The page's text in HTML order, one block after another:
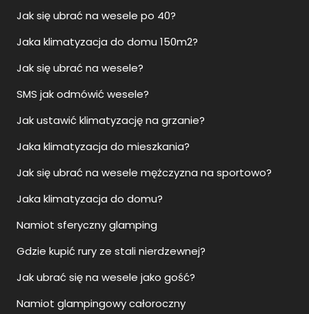
Jak się ubrać na wesele po 40?
Jaka klimatyzacja do domu 150m2?
Jak się ubrać na wesele?
SMS jak odmówić wesele?
Jak ustawić klimatyzację na grzanie?
Jaka klimatyzacja do mieszkania?
Jak się ubrać na wesele mężczyzna na sportowo?
Jaka klimatyzacja do domu?
Namiot sferyczny glamping
Gdzie kupić rury ze stali nierdzewnej?
Jak ubrać się na wesele jako gość?
Namiot glampingowy całoroczny